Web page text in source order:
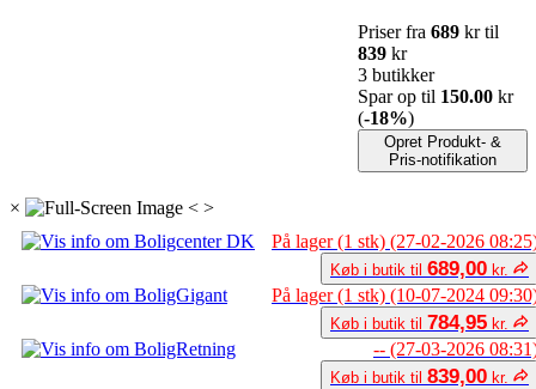
Priser fra 689 kr til
839 kr
3 butikker
Spar op til 150.00 kr
(-18%)
Opret Produkt- &
Pris-notifikation
× < >
På lager (1 stk) (27-02-2026
Køb i butik til 689,00 kr.
På lager (1 stk) (10-07-2024
Køb i butik til 784,95 kr.
-- (27-03-2026
Køb i butik til 839,00 kr.